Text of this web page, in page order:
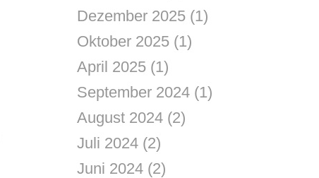
Dezember 2025 (1)
Oktober 2025 (1)
April 2025 (1)
September 2024 (1)
August 2024 (2)
Juli 2024 (2)
Juni 2024 (2)